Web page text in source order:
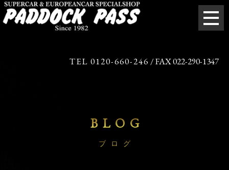
TEL 0120-660-246 / FAX 022-290-1347
BLOG
ブログ